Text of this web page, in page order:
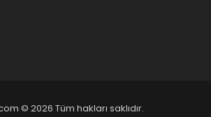
© 2026 Tüm hakları saklıdır.